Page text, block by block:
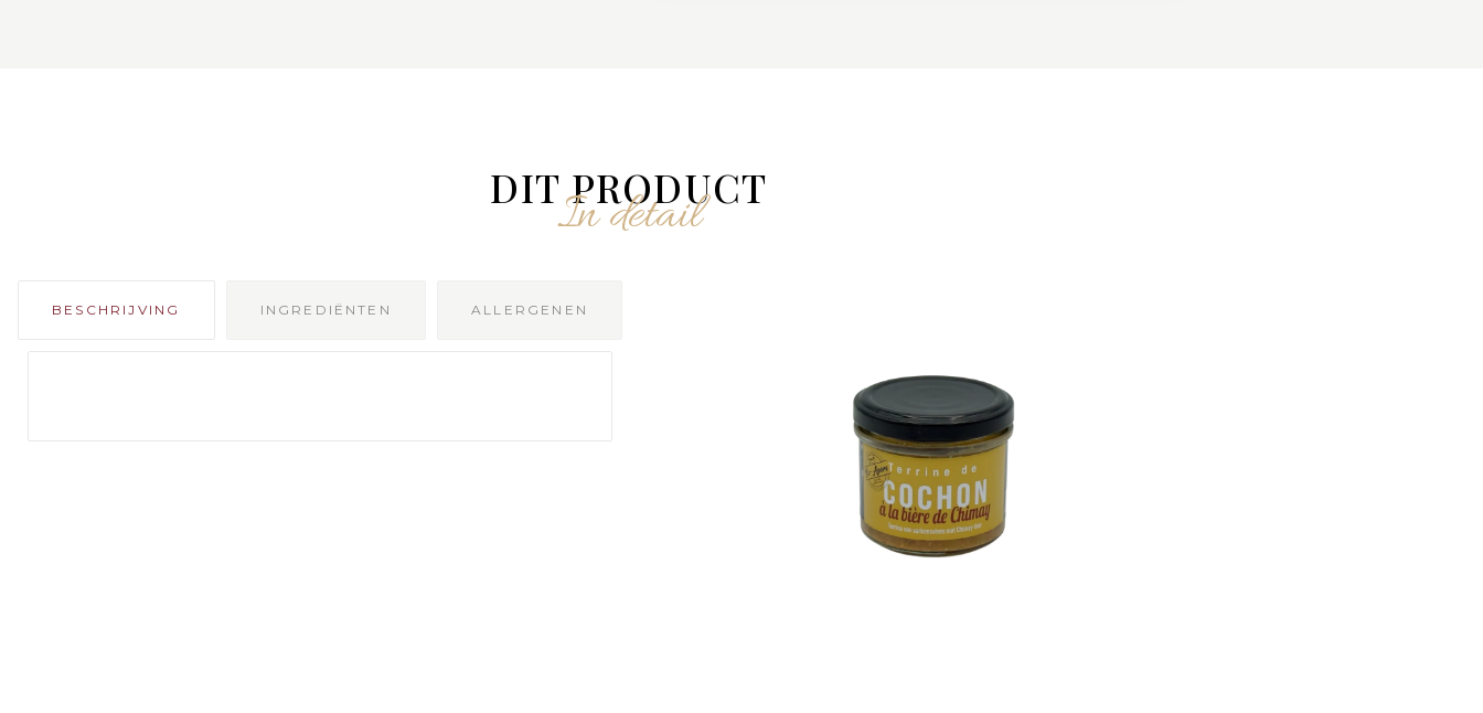
DIT PRODUCT
In detail
BESCHRIJVING INGREDIËNTEN ALLERGENEN